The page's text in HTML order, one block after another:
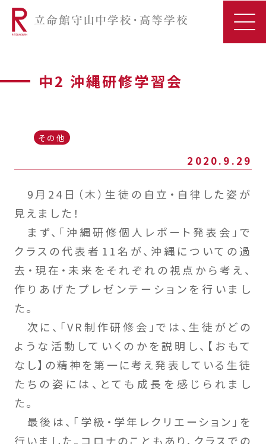
中2 沖縄研修学習会
その他
2020.9.29
9月24日（木）生徒の自立・自律した姿が
見えました！
まず、「沖縄研修個人レポート発表会」で
クラスの代表者11名が、沖縄についての過
去・現在・未来をそれぞれの視点から考え、
作りあげたプレゼンテーションを行いまし
た。
次に、「VR制作研修会」では、生徒がどの
ような活動していくのかを説明し、【おもて
なし】の精神を第一に考え発表している生徒
たちの姿には、とても成長を感じられまし
た。
最後は、「学級・学年レクリエーション」を
行いました。コロナのこともあり、クラスでの